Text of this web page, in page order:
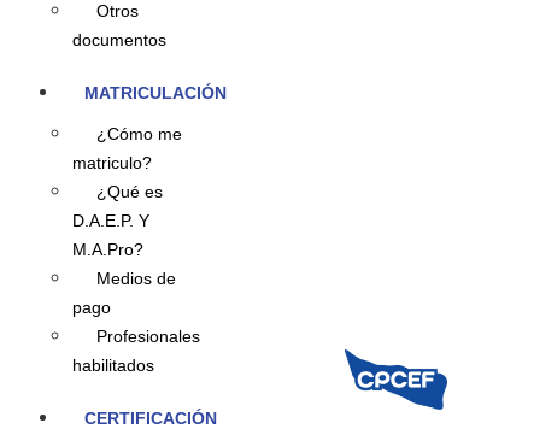
Otros
documentos
MATRICULACIÓN
¿Cómo me
matriculo?
¿Qué es
D.A.E.P. Y
M.A.Pro?
Medios de
pago
Profesionales
habilitados
CERTIFICACIÓN